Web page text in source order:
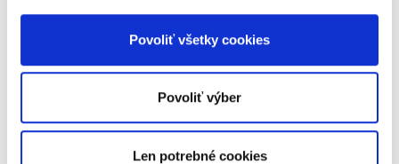
Povoliť všetky cookies
Povoliť výber
Len potrebné cookies
Doprava zdarma
Získajte dopravu zdarma
pri nákupu nad 99 €.
Pôsobíme na trhu už viac ako 11
rokov.